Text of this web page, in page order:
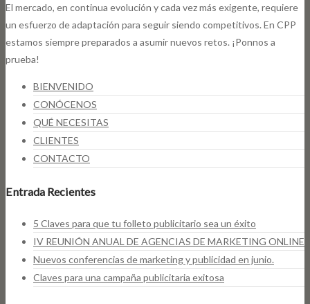
El mercado, en continua evolución y cada vez más exigente, requiere
un esfuerzo de adaptación para seguir siendo competitivos. En CPP
estamos siempre preparados a asumir nuevos retos. ¡Ponnos a
prueba!
BIENVENIDO
CONÓCENOS
QUÉ NECESITAS
CLIENTES
CONTACTO
Entrada Recientes
5 Claves para que tu folleto publicitario sea un éxito
IV REUNIÓN ANUAL DE AGENCIAS DE MARKETING ONLINE
Nuevos conferencias de marketing y publicidad en junio.
Claves para una campaña publicitaria exitosa